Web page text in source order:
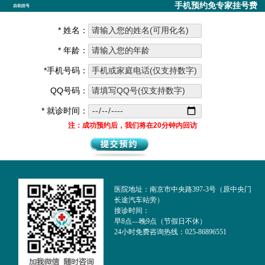
自助挂号 手机预约免专家挂号费
* 姓名：
* 年龄：
*手机号码：
QQ号码：
* 就诊时间：
注：成功预约后，我们将在20分钟内回访
医院地址：南京市中央路397-3号（原中央门
长途汽车站旁）
接诊时间：
早8点—晚9点（节假日不休）
24小时免费咨询热线：025-86896551